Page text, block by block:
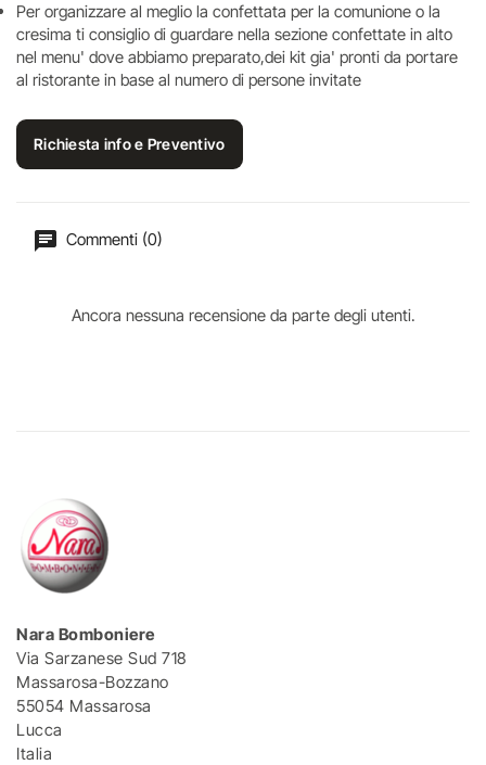
Per organizzare al meglio la confettata per la comunione o la
cresima ti consiglio di guardare nella sezione confettate in alto
nel menu' dove abbiamo preparato,dei kit gia' pronti da portare
al ristorante in base al numero di persone invitate
Richiesta info e Preventivo
Commenti (0)
Ancora nessuna recensione da parte degli utenti.
Nara Bomboniere
Via Sarzanese Sud 718
Massarosa-Bozzano
55054 Massarosa
Lucca
Italia